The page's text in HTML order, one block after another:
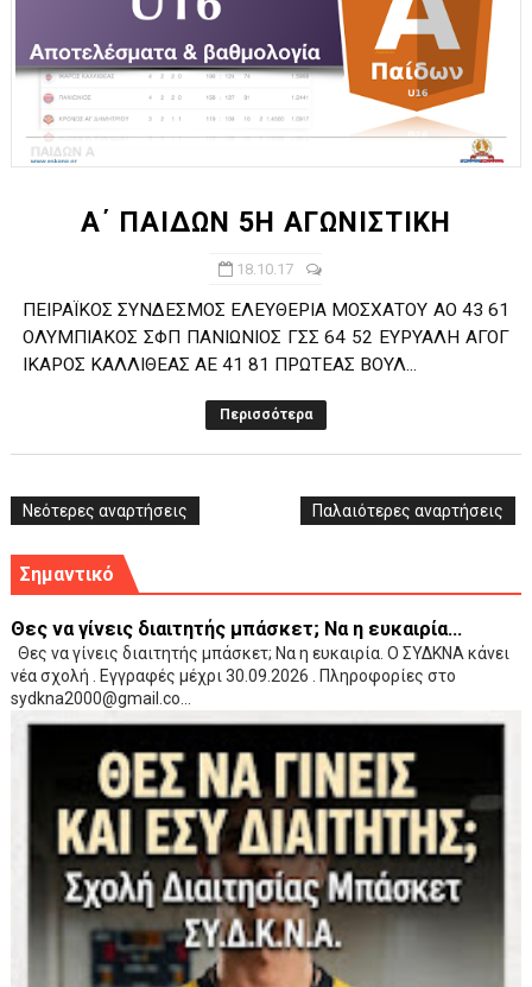
Α΄ ΠΑΙΔΩΝ 5Η ΑΓΩΝΙΣΤΙΚΗ
18.10.17
ΠΕΙΡΑΪΚΟΣ ΣΥΝΔΕΣΜΟΣ ΕΛΕΥΘΕΡΙΑ ΜΟΣΧΑΤΟΥ ΑΟ 43 61
ΟΛΥΜΠΙΑΚΟΣ ΣΦΠ ΠΑΝΙΩΝΙΟΣ ΓΣΣ 64 52 ΕΥΡΥΑΛΗ ΑΓΟΓ
ΙΚΑΡΟΣ ΚΑΛΛΙΘΕΑΣ ΑΕ 41 81 ΠΡΩΤΕΑΣ ΒΟΥΛ...
Περισσότερα
Νεότερες αναρτήσεις Παλαιότερες αναρτήσεις
Σημαντικό
Θες να γίνεις διαιτητής μπάσκετ; Να η ευκαιρία...
Θες να γίνεις διαιτητής μπάσκετ; Να η ευκαιρία. Ο ΣΥΔΚΝΑ κάνει
νέα σχολή . Εγγραφές μέχρι 30.09.2026 . Πληροφορίες στο
sydkna2000@gmail.co...